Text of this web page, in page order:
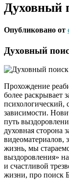
Духовный
Опубликовано от
Духовный
Прохождение
более раскрывает
психологический,
зависимости.
путь
духовная сторона
жизнь, мы
выздоровления»
и счастливой
жизни, про поиск